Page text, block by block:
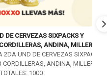
DE CERVEZAS SIXPACKS Y
ANDINA, MILLER Y
2DA UND DE CERVEZAS SIXPACKS
ANDINA, MILLER Y
1000